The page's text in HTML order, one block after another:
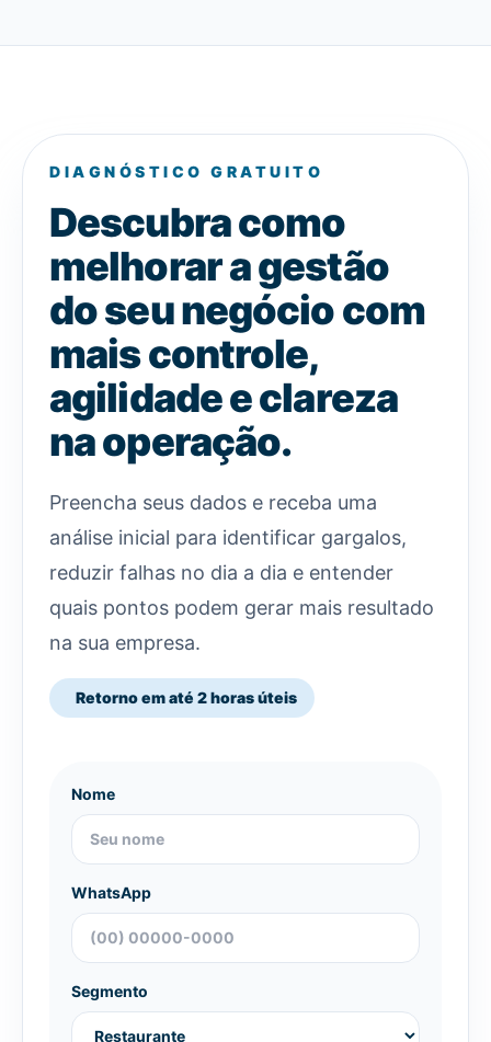
DIAGNÓSTICO GRATUITO
Descubra como
melhorar a gestão
do seu negócio com
mais controle,
agilidade e clareza
na operação.
Preencha seus dados e receba uma
análise inicial para identificar gargalos,
reduzir falhas no dia a dia e entender
quais pontos podem gerar mais resultado
na sua empresa.
Retorno em até 2 horas úteis
Nome
WhatsApp
Segmento